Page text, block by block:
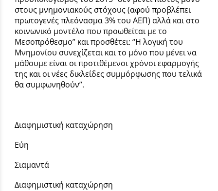
στους μνημονιακούς στόχους (αφού προβλέπει
πρωτογενές πλεόνασμα 3% του ΑΕΠ) αλλά και στο
κοινωνικό μοντέλο που προωθείται με το
Μεσοπρόθεσμο” και προσθέτει: “Η λογική του
Μνημονίου συνεχίζεται και το μόνο που μένει να
μάθουμε είναι οι προτιθέμενοι χρόνοι εφαρμογής
της και οι νέες δικλείδες συμμόρφωσης που τελικά
θα συμφωνηθούν”.
Διαφημιστική καταχώρηση
Εύη
Σιαμαντά
Διαφημιστική καταχώρηση